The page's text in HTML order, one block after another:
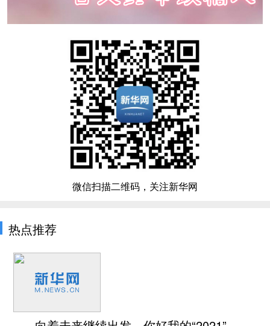
微信扫描二维码，关注新华网
热点推荐